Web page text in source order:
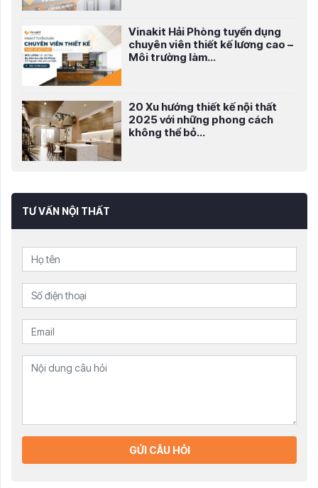
Vinakit Hải Phòng tuyển dụng
chuyên viên thiết kế lương cao –
Môi trường làm...
20 Xu hướng thiết kế nội thất
2025 với những phong cách
không thể bỏ...
TƯ VẤN NỘI THẤT
GỬI CÂU HỎI